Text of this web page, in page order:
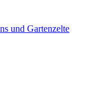
und Gartenzelte